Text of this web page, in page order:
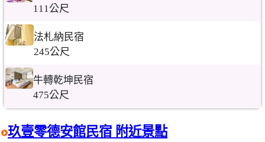
111公尺
法札納民宿
245公尺
牛轉乾坤民宿
475公尺
玖壹零德安館民宿 附近景點